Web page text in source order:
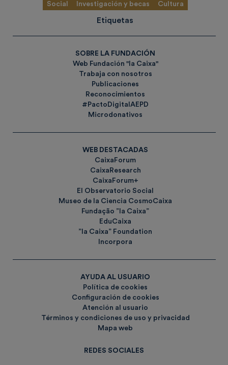
Social Investigación y becas Cultura
Etiquetas
SOBRE LA FUNDACIÓN
Web Fundación "la Caixa"
Trabaja con nosotros
Publicaciones
Reconocimientos
#PactoDigitalAEPD
Microdonativos
WEB DESTACADAS
CaixaForum
CaixaResearch
CaixaForum+
El Observatorio Social
Museo de la Ciencia CosmoCaixa
Fundação ”la Caixa”
EduCaixa
”la Caixa” Foundation
Incorpora
AYUDA AL USUARIO
Política de cookies
Configuración de cookies
Atención al usuario
Términos y condiciones de uso y privacidad
Mapa web
REDES SOCIALES